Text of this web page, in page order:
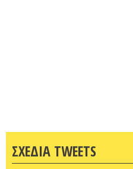
ΣΧΕΔΙΑ TWEETS